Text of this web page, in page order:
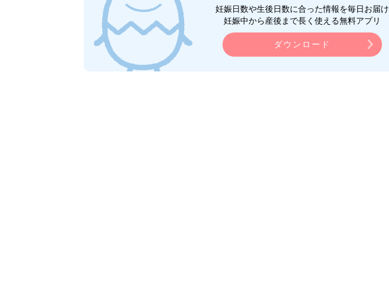
妊娠日数や生後日数に合った情報を毎日お届け
妊娠中から産後まで長く使える無料アプリ
ダウンロード